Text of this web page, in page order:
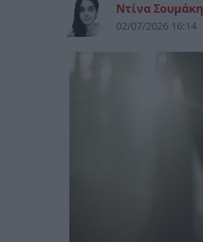
Ντίνα Σουμάκη
02/07/2026 16:14